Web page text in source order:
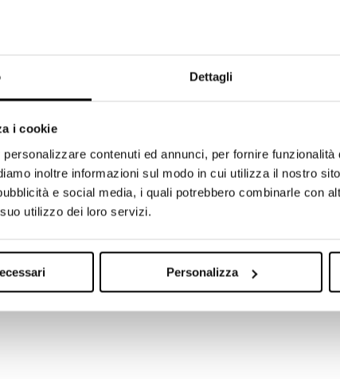
Dettagli
i cookie
contenuti ed annunci, per fornire
inoltre informazioni sul modo in cui utilizza il nostro
e social media, i quali potrebbero combinarle con
utilizzo dei loro servizi.
Personalizza
traffico e ottieni Lead!
primo stadio di una strategia di lead generation
Si tratta della fase di awareness cioè quella in
potenziali...